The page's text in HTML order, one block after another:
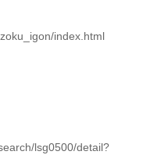
index.html
lsg0500/detail?